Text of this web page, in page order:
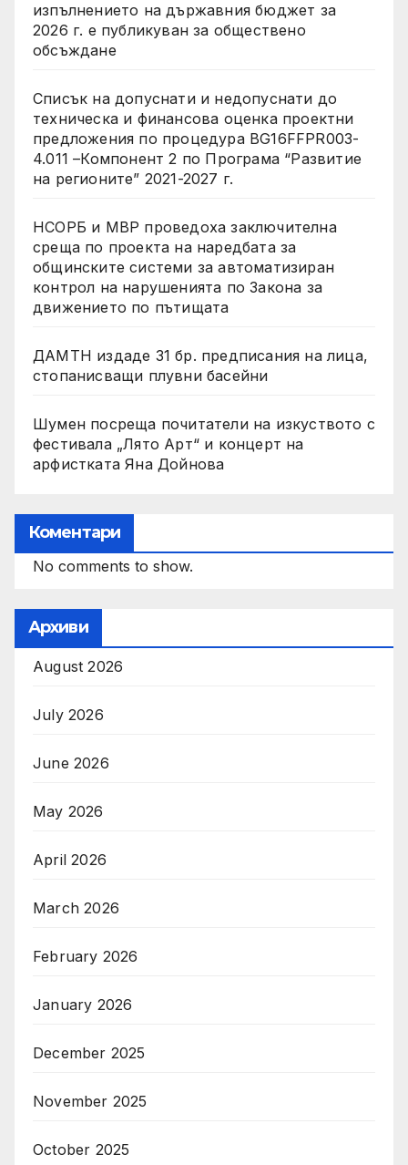
изпълнението на държавния бюджет за
2026 г. е публикуван за обществено
обсъждане
Списък на допуснати и недопуснати до
техническа и финансова оценка проектни
предложения по процедура BG16FFPR003-
4.011 –Компонент 2 по Програма “Развитие
на регионите” 2021-2027 г.
НСОРБ и МВР проведоха заключителна
среща по проекта на наредбата за
общинските системи за автоматизиран
контрол на нарушенията по Закона за
движението по пътищата
ДАМТН издаде 31 бр. предписания на лица,
стопанисващи плувни басейни
Шумен посреща почитатели на изкуството с
фестивала „Лято Арт“ и концерт на
арфистката Яна Дойнова
Коментари
No comments to show.
Архиви
August 2026
July 2026
June 2026
May 2026
April 2026
March 2026
February 2026
January 2026
December 2025
November 2025
October 2025